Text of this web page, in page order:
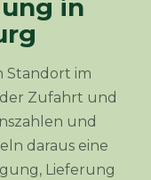
in
Standort im
Zufahrt und
und
daraus eine
Lieferung